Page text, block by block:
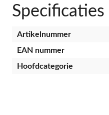
Specificaties
Artikelnummer
EAN nummer
Hoofdcategorie